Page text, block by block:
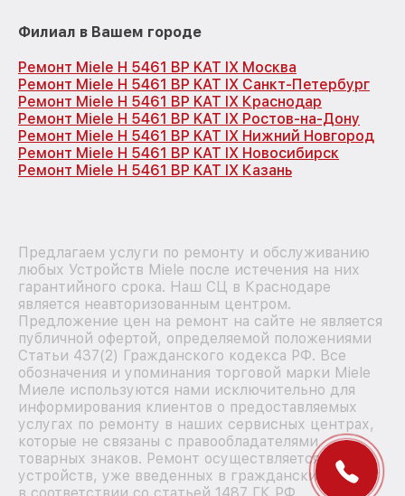
Филиал в Вашем городе
Ремонт Miele H 5461 BP KAT IX Москва
Ремонт Miele H 5461 BP KAT IX Санкт-Петербург
Ремонт Miele H 5461 BP KAT IX Краснодар
Ремонт Miele H 5461 BP KAT IX Ростов-на-Дону
Ремонт Miele H 5461 BP KAT IX Нижний Новгород
Ремонт Miele H 5461 BP KAT IX Новосибирск
Ремонт Miele H 5461 BP KAT IX Казань
Предлагаем услуги по ремонту и обслуживанию
любых Устройств Miele после истечения на них
гарантийного срока. Наш СЦ в Краснодаре
является неавторизованным центром.
Предложение цен на ремонт на сайте не является
публичной офертой, определяемой положениями
Статьи 437(2) Гражданского кодекса РФ. Все
обозначения и упоминания торговой марки Miele
Миеле используются нами исключительно для
информирования клиентов о предоставляемых
услугах по ремонту в наших сервисных центрах,
которые не связаны с правообладателями
товарных знаков. Ремонт осуществляется для
устройств, уже введенных в гражданский оборот